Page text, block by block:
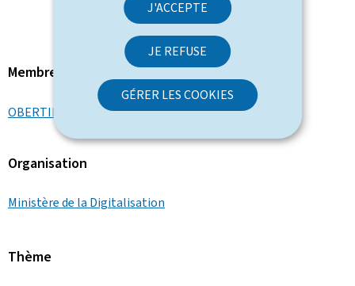
J'ACCEPTE
JE REFUSE
GÉRER LES COOKIES
Membre du gouvernement
OBERTIN Stéphanie
Organisation
Ministère de la Digitalisation
Thème